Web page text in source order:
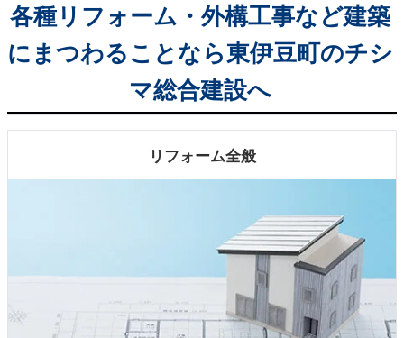
各種リフォーム・外構工事など建築
にまつわることなら東伊豆町のチシ
マ総合建設へ
リフォーム全般